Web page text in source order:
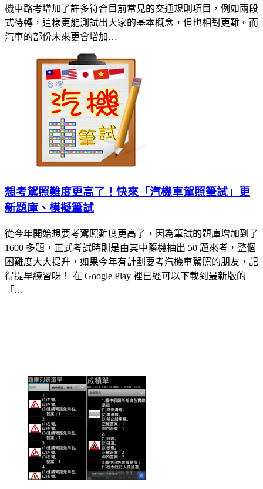
機車路考增加了許多符合目前常見的交通規則項目，例如兩段
式待轉，這樣更能測試出大家的基本概念，但也相對更難。而
汽車的部份未來更會增加…
想考駕照難度更高了！快來「汽機車駕照筆試」更
新題庫、模擬筆試
從今年開始想要考駕照難度更高了，因為筆試的題庫增加到了
1600 多題，正式考試時則是由其中隨機抽出 50 題來考，整個
困難度大大提升，如果今年有計劃要考汽機車駕照的朋友，記
得提早練習呀！ 在 Google Play 裡已經可以下載到最新版的
「…